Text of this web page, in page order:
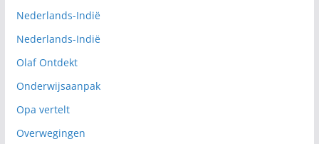
Nederlands-Indië
Nederlands-Indië
Olaf Ontdekt
Onderwijsaanpak
Opa vertelt
Overwegingen